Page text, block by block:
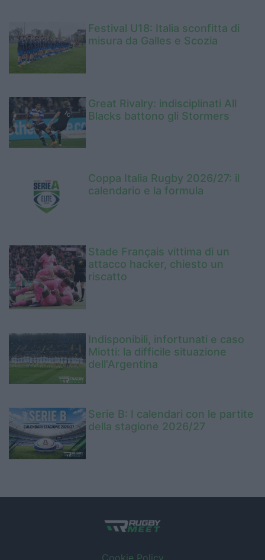
Festival U18: Italia sconfitta di
misura da Galles e Scozia
Great Rivalry: indisciplinati All
Blacks battono gli Stormers
Coppa Italia Rugby 2026/27: il
calendario e la formula
Stade Français vittima di un
attacco hacker, chiesto un
riscatto
Indisponibili, infortunati e caso
Miotti: la difficile situazione
dell'Argentina
Serie B: I calendari con le partite
della stagione 2026/27